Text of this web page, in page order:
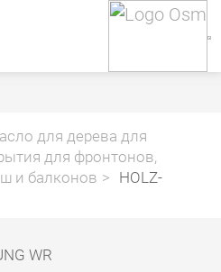
для дерева для
для фронтонов,
и балконов
HOLZ-